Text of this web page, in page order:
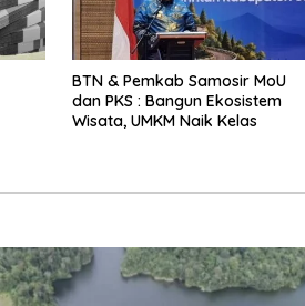
BTN & Pemkab Samosir MoU
dan PKS : Bangun Ekosistem
Wisata, UMKM Naik Kelas